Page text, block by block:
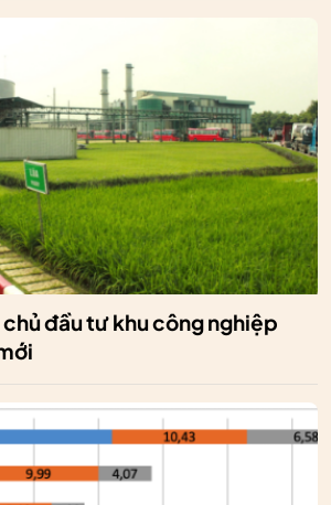
chủ đầu tư khu công nghiệp